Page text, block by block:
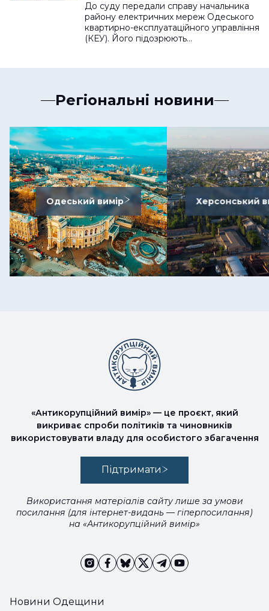
До суду передали справу начальника
району електричних мереж Одеського
квартирно-експлуатаційного управління
(КЕУ). Його підозрюють…
Регіональні новини
Одеський вимір Херсонський
Новини Одещини
«Антикорупційний вимір» — це проєкт, який
викриває спроби політиків та чиновників
використовувати владу для особистого збагачення
Підтримати
Використання матеріалів сайту лише за умови
посилання (для інтернет-видань — гіперпосилання)
на «Антикорупційний вимір»